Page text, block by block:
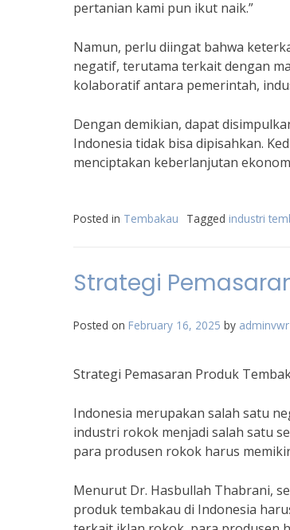
pertanian kami pun ikut naik.”
Namun, perlu diingat bahwa
negatif, terutama terkait dengan
kolaboratif antara pemerintah,
Dengan demikian, dapat
Indonesia tidak bisa dipisahkan.
menciptakan keberlanjutan
Posted in Tembakau Tagged industri
Strategi
Posted on February 16, 2025 by adminvwr
Strategi Pemasaran Produk
Indonesia merupakan salah satu
industri rokok menjadi salah satu
para produsen rokok harus
Menurut Dr. Hasbullah Thabrani,
produk tembakau di Indonesia